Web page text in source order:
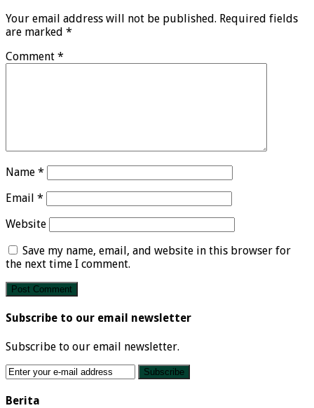
Your email address will not be published. Required fields
are marked *
Comment *
Name *
Email *
Website
Save my name, email, and website in this browser for
the next time I comment.
Subscribe to our email newsletter
Subscribe to our email newsletter.
Berita